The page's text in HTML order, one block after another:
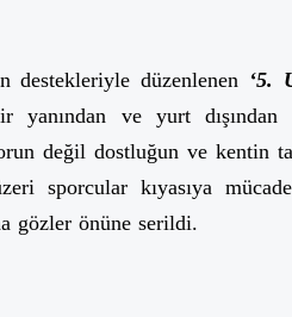
destekleriyle düzenlenen ‘5.
ve yurt dışından
değil dostluğun ve kentin
sporcular kıyasıya
gözler önüne serildi.